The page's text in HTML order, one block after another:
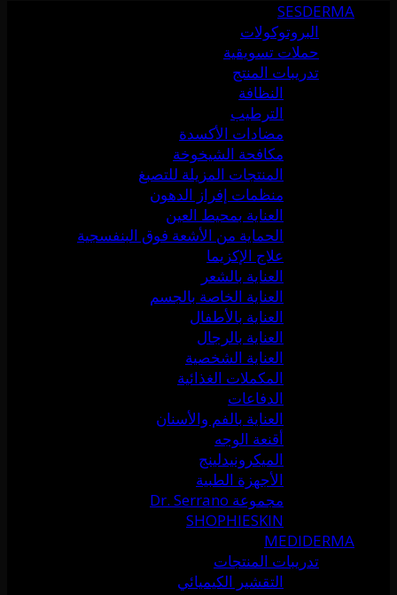
SESDERMA
البروتوكولات
حملات تسويقية
تدريبات المنتج
النظافة
الترطيب
مضادات الأكسدة
مكافحة الشيخوخة
المنتجات المزيلة للتصبغ
منظمات إفراز الدهون
العناية بمحيط العين
الحماية من الأشعة فوق البنفسجية
علاج الإكزيما
العناية بالشعر
العناية الخاصة بالجسم
العناية بالأطفال
العناية بالرجال
العناية الشخصية
المكملات الغذائية
الدفاعات
العناية بالفم والأسنان
أقنعة الوجه
الميكرونيدلينج
الأجهزة الطبية
مجموعة Dr. Serrano
SHOPHIESKIN
MEDIDERMA
تدريبات المنتجات
التقشير الكيميائي